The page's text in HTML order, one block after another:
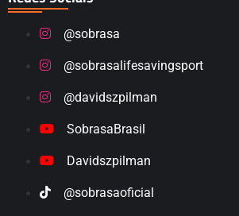
@sobrasa
@sobrasalifesavingsport
@davidszpilman
SobrasaBrasil
Davidszpilman
@sobrasaoficial